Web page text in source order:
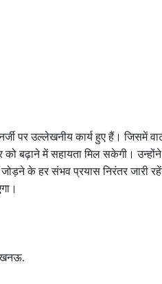
पर उल्लेखनीय कार्य हुए हैं। जिसमें
बढ़ाने में सहायता मिल सकेगी। उन्होंने
जोड़ने के हर संभव प्रयास निरंतर जारी